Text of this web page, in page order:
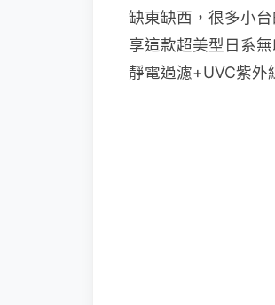
缺東缺西，很多小
享這款超美型日系
靜電過濾+UVC紫外